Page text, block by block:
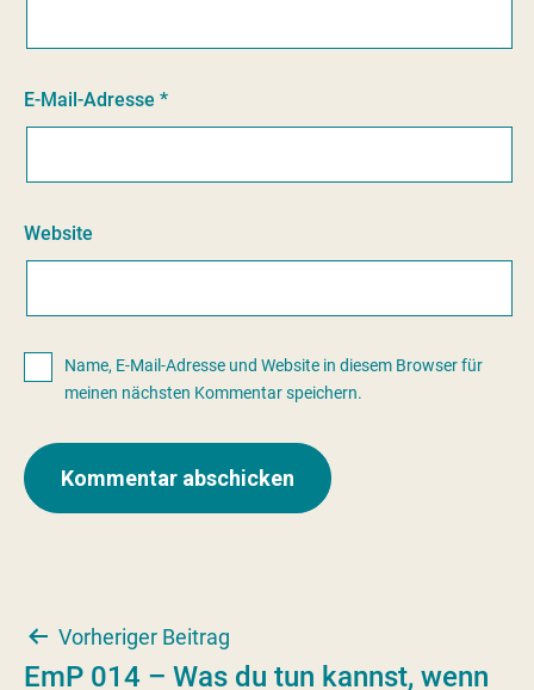
E-Mail-Adresse *
Website
Name, E-Mail-Adresse und Website in diesem Browser für
meinen nächsten Kommentar speichern.
Beitragsnavigation
Vorheriger Beitrag
EmP 014 – Was du tun kannst, wenn